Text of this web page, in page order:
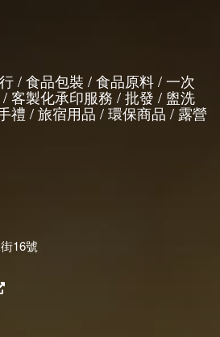
/ 食品包裝 / 食品原料 / 一次
客製化承印服務 / 批發 / 盥洗
禮 / 旅宿用品 / 環保商品 / 露營
16號